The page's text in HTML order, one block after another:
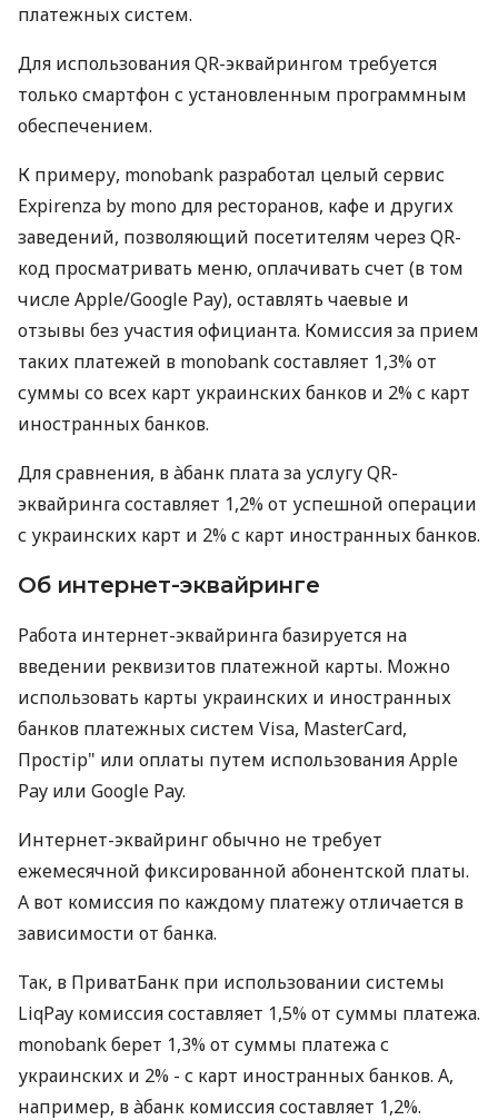
платежных систем.
Для использования QR-эквайрингом требуется
только смартфон с установленным программным
обеспечением.
К примеру, monobank разработал целый сервис
Expirenza by mono для ресторанов, кафе и других
заведений, позволяющий посетителям через QR-
код просматривать меню, оплачивать счет (в том
числе Apple/Google Pay), оставлять чаевые и
отзывы без участия официанта. Комиссия за прием
таких платежей в monobank составляет 1,3% от
суммы со всех карт украинских банков и 2% с карт
иностранных банков.
Для сравнения, в àбанк плата за услугу QR-
эквайринга составляет 1,2% от успешной операции
с украинских карт и 2% с карт иностранных банков.
Об интернет-эквайринге
Работа интернет-эквайринга базируется на
введении реквизитов платежной карты. Можно
использовать карты украинских и иностранных
банков платежных систем Visa, MasterCard,
Простір" или оплаты путем использования Apple
Pay или Google Pay.
Интернет-эквайринг обычно не требует
ежемесячной фиксированной абонентской платы.
А вот комиссия по каждому платежу отличается в
зависимости от банка.
Так, в ПриватБанк при использовании системы
LiqPay комиссия составляет 1,5% от суммы платежа.
monobank берет 1,3% от суммы платежа с
украинских и 2% - с карт иностранных банков. А,
например, в àбанк комиссия составляет 1,2%.